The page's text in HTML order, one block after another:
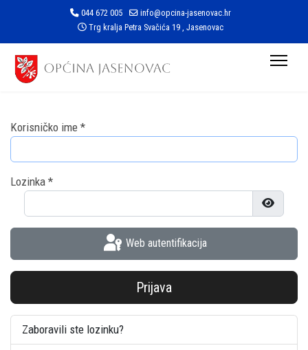
044 672 005
info@opcina-jasenovac.hr
Trg kralja Petra Svačića 19 , Jasenovac
Korisničko ime *
Lozinka *
Prikaži
Web autentifikacija
Prijava
Zaboravili ste lozinku?